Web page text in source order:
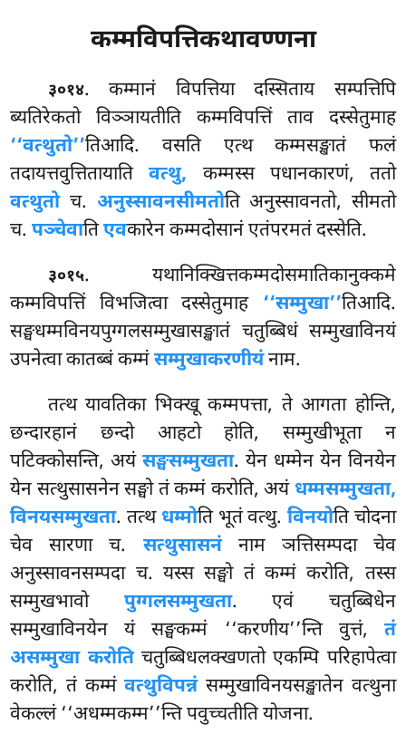
कम्मविपत्तिकथावण्णना
३०१४. कम्मानं विपत्तिया दस्सिताय सम्पत्तिपि
ब्यतिरेकतो विञ्ञायतीति कम्मविपत्तिं ताव दस्सेतुमाह
‘‘वत्थुतो’’तिआदि. वसति एत्थ कम्मसङ्खातं फलं
तदायत्तवुत्तितायातिवत्थु, कम्मस्स पधानकारणं, ततो
वत्थुतोच. अनुस्सावनसीमतोति अनुस्सावनतो, सीमतो
च.पञ्चेवातिएवकारेन कम्मदोसानं एतंपरमतं दस्सेति.
३०१५. यथानिक्खित्तकम्मदोसमातिकानुक्कमे
कम्मविपत्तिं विभजित्वा दस्सेतुमाह ‘‘सम्मुखा’’तिआदि.
सङ्घधम्मविनयपुग्गलसम्मुखासङ्खातं चतुब्बिधं सम्मुखाविनयं
उपनेत्वा कातब्बं कम्मंसम्मुखाकरणीयंनाम.
तत्थ यावतिका भिक्खू कम्मपत्ता, ते आगता होन्ति,
छन्दारहानं छन्दो आहटो होति, सम्मुखीभूता न
पटिक्कोसन्ति, अयंसङ्घसम्मुखता. येन धम्मेन येन विनयेन
येन सत्थुसासनेन सङ्घो तं कम्मं करोति, अयं धम्मसम्मुखता,
विनयसम्मुखता. तत्थ धम्मोति भूतं वत्थु.विनयोति चोदना
चेव सारणा च. सत्थुसासनंनाम ञत्तिसम्पदा चेव
अनुस्सावनसम्पदा च. यस्स सङ्घो तं कम्मं करोति, तस्स
सम्मुखभावो पुग्गलसम्मुखता. एवं चतुब्बिधेन
सम्मुखाविनयेन यं सङ्घकम्मं ‘‘करणीय’’न्ति वुत्तं, तं
असम्मुखा करोतिचतुब्बिधलक्खणतो एकम्पि परिहापेत्वा
करोति, तं कम्मंवत्थुविपन्नंसम्मुखाविनयसङ्खातेन वत्थुना
वेकल्लं ‘‘अधम्मकम्म’’न्ति पवुच्चतीति योजना.